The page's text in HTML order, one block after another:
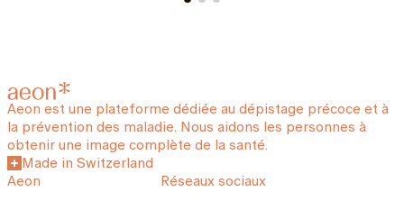
Aeon est une plateforme dédiée au dépistage précoce et à
la prévention des maladie. Nous aidons les personnes à
obtenir une image complète de la santé.
Made in Switzerland
Aeon
Réseaux sociaux